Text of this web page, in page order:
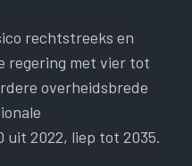
rechtstreeks en
regering met vier tot
overheidsbrede
uit 2022, liep tot 2035.